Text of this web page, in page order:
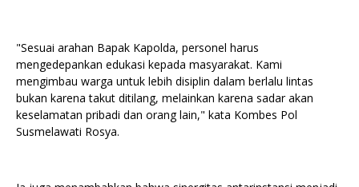
"Sesuai arahan Bapak Kapolda, personel harus
mengedepankan edukasi kepada masyarakat. Kami
mengimbau warga untuk lebih disiplin dalam berlalu lintas
bukan karena takut ditilang, melainkan karena sadar akan
keselamatan pribadi dan orang lain," kata Kombes Pol
Susmelawati Rosya.